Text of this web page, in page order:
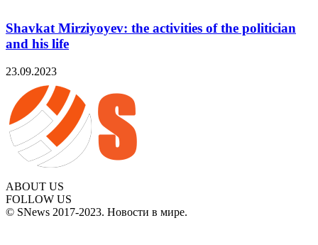
Shavkat Mirziyoyev: the activities of the politician
and his life
23.09.2023
ABOUT US
FOLLOW US
© SNews 2017-2023. Новости в мире.